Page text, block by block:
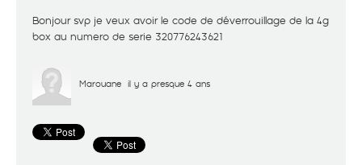
Bonjour svp je veux avoir le code de déverrouillage de la 4g
box au numero de serie 320776243621
Marouane il y a presque 4 ans